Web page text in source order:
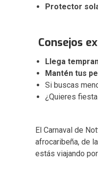
Protector
Consejos
Llega
Mantén tus
Si buscas
¿Quieres
El Carnaval de
afrocaribeña, de
estás viajando